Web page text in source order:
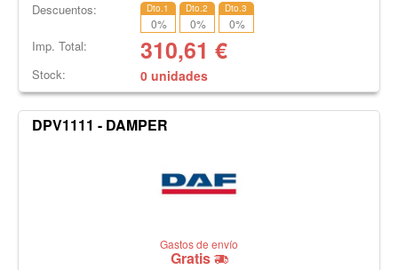
Descuentos:
Dto.1
0%
Dto.2
0%
Dto.3
0%
Imp. Total: 310,61 €
Stock: 0 unidades
DPV1111 - DAMPER
Gastos de envío
Gratis